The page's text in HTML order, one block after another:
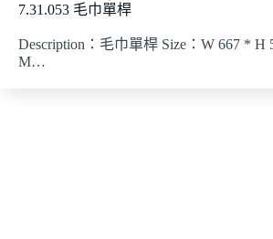
7.31.053 毛巾單桿
Description：毛巾單桿 Size：W 667 * H
M…